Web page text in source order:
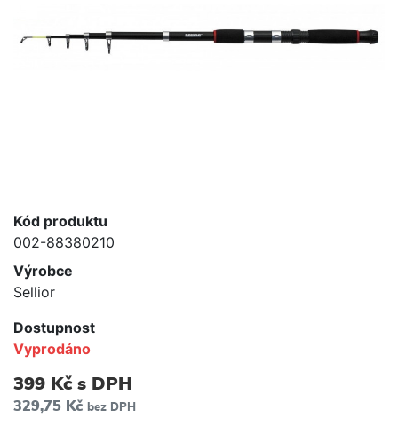
Kód produktu
002-88380210
Výrobce
Sellior
Dostupnost
Vyprodáno
399 Kč s DPH
329,75 Kč bez DPH